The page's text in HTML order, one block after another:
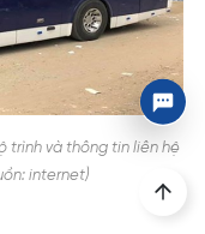
trình và thông tin liên hệ
internet)